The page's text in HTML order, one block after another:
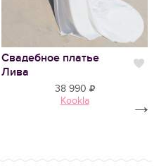
Нравится
Свадебное платье
Лива
38 990
Kookla
→